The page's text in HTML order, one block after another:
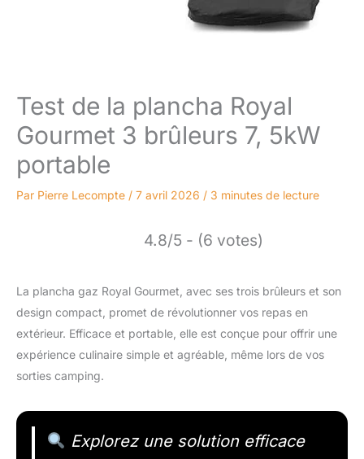
Test de la plancha Royal
Gourmet 3 brûleurs 7, 5kW
portable
Par Pierre Lecompte / 7 avril 2026 / 3 minutes de lecture
4.8/5 - (6 votes)
La plancha gaz Royal Gourmet, avec ses trois brûleurs et son
design compact, promet de révolutionner vos repas en
extérieur. Efficace et portable, elle est conçue pour offrir une
expérience culinaire simple et agréable, même lors de vos
sorties camping.
Explorez une solution efficace